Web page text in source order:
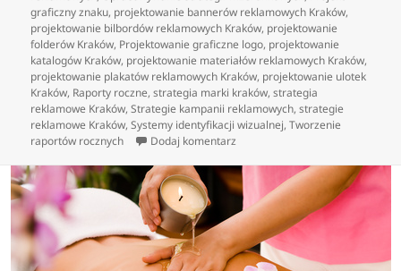
graficzny znaku, projektowanie bannerów reklamowych Kraków,
projektowanie bilbordów reklamowych Kraków, projektowanie
folderów Kraków, Projektowanie graficzne logo, projektowanie
katalogów Kraków, projektowanie materiałów reklamowych Kraków,
projektowanie plakatów reklamowych Kraków, projektowanie ulotek
Kraków, Raporty roczne,strategia marki kraków,strategia
reklamowe Kraków,Strategie kampanii reklamowych,strategie
reklamowe Kraków,Systemy identyfikacji wizualnej,Tworzenie
raportów rocznych
Dodaj komentarz